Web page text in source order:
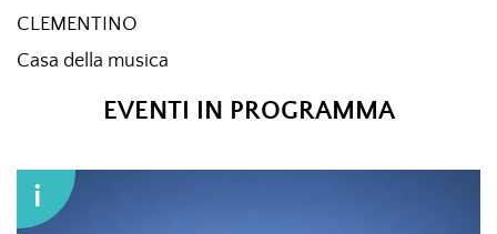
CLEMENTINO
Casa della musica
EVENTI IN PROGRAMMA
i